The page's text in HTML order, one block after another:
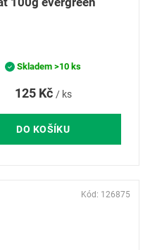
125 Kč / ks
DO KOŠÍKU
Skladem>10 ks
Kód: 126875